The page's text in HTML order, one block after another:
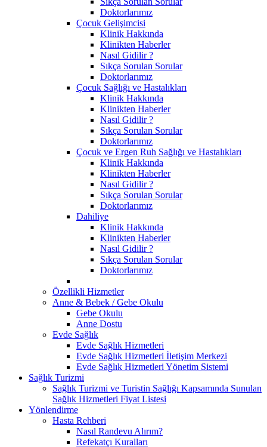
Doktorlarımız
Çocuk Gelişimcisi
Klinik Hakkında
Klinikten Haberler
Nasıl Gidilir ?
Sıkça Sorulan Sorular
Doktorlarımız
Çocuk Sağlığı ve Hastalıkları
Klinik Hakkında
Klinikten Haberler
Nasıl Gidilir ?
Sıkça Sorulan Sorular
Doktorlarımız
Çocuk ve Ergen Ruh Sağlığı ve Hastalıkları
Klinik Hakkında
Klinikten Haberler
Nasıl Gidilir ?
Sıkça Sorulan Sorular
Doktorlarımız
Dahiliye
Klinik Hakkında
Klinikten Haberler
Nasıl Gidilir ?
Sıkça Sorulan Sorular
Doktorlarımız
Özellikli Hizmetler
Anne & Bebek / Gebe Okulu
Gebe Okulu
Anne Dostu
Evde Sağlık
Evde Sağlık Hizmetleri
Evde Sağlık Hizmetleri İletişim Merkezi
Evde Sağlık Hizmetleri Yönetim Sistemi
Sağlık Turizmi
Sağlık Turizmi ve Turistin Sağlığı Kapsamında Sunulan
Sağlık Hizmetleri Fiyat Listesi
Yönlendirme
Hasta Rehberi
Nasıl Randevu Alırım?
Refekatçı Kuralları